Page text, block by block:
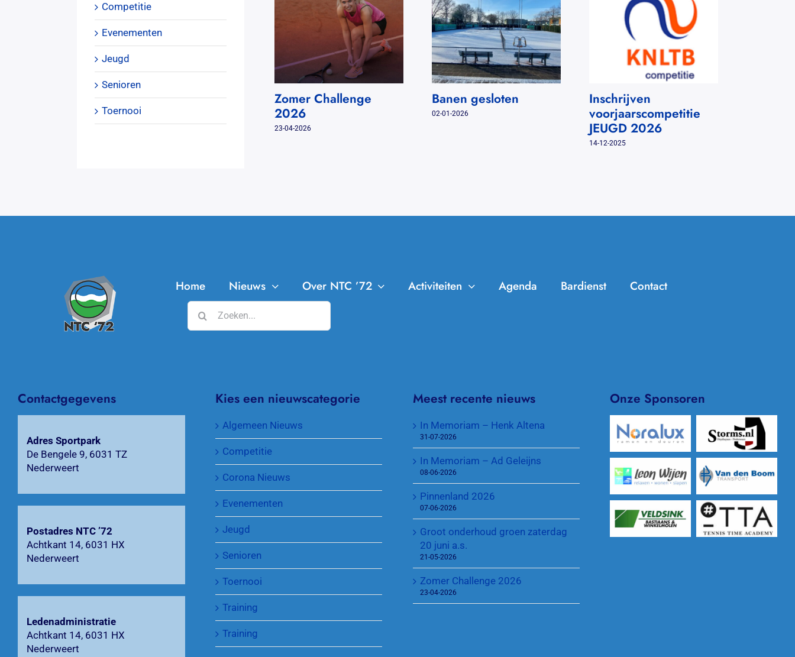
Competitie
Evenementen
Jeugd
Senioren
Toernooi
Zomer Challenge
2026
23-04-2026
Banen gesloten
02-01-2026
Inschrijven
voorjaarscompetitie
JEUGD 2026
14-12-2025
Home Nieuws Over NTC ’72
Contributie en lidmaatschappen
Toegang park en sleutel
Sponsoren
Senioren plus
Jeugd
Regeling Introducés
Clubkleding
Protocol gewenst gedrag
Reglementen en regelingen
Activiteiten
KNLTB Voorjaarscompetitie
KNLTB Najaarscompetitie
Pinnenlandtoernooi
Agenda Bardienst
Contact
Zoeken
naar:
Contactgegevens
Adres Sportpark
De Bengele 9, 6031 TZ
Nederweert
Postadres NTC ’72
Achtkant 14, 6031 HX
Nederweert
Ledenadministratie
Achtkant 14, 6031 HX
Nederweert
Kies een nieuwscategorie
Algemeen Nieuws
Competitie
Corona Nieuws
Evenementen
Jeugd
Senioren
Toernooi
Training
Training
Meest recente nieuws
In Memoriam – Henk Altena
31-07-2026
In Memoriam – Ad Geleijns
08-06-2026
Pinnenland 2026
07-06-2026
Groot onderhoud groen zaterdag
20 juni a.s.
21-05-2026
Zomer Challenge 2026
23-04-2026
Onze Sponsoren